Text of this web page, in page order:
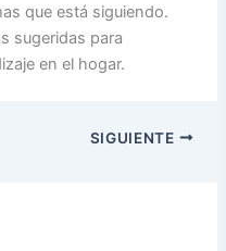
que está siguiendo.
sugeridas para
en el hogar.
SIGUIENTE